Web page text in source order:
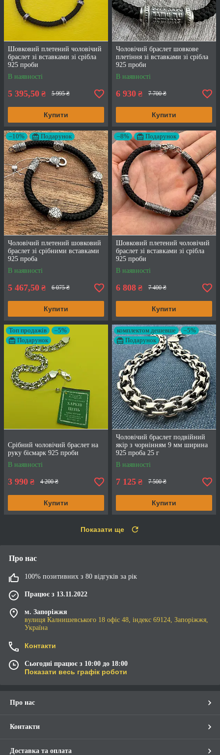
Шовковий плетений чоловічий
браслет зі вставками зі срібла
925 проби
В наявності
5 395,50 ₴ 5 995 ₴
Купити
Чоловічий браслет шовкове
плетіння зі вставками зі срібла
925 проби
В наявності
6 930 ₴ 7 700 ₴
Купити
–10% Подарунок
Чоловічий плетений шовковий
браслет зі срібними вставками
925 проба
В наявності
5 467,50 ₴ 6 075 ₴
Купити
–8% Подарунок
Шовковий плетений чоловічий
браслет зі вставками зі срібла
925 проби
В наявності
6 808 ₴ 7 400 ₴
Купити
Топ продажів
–5%
Подарунок
Срібний чоловічий браслет на
руку бісмарк 925 проби
В наявності
3 990 ₴ 4 200 ₴
Купити
комплектом дешевше
–5%
Подарунок
Чоловічий браслет подвійний
якір з чорнінням 9 мм ширина
925 проба 25 г
В наявності
7 125 ₴ 7 500 ₴
Купити
Показати ще
Про нас
100% позитивних з 80 відгуків за рік
Працює з 13.11.2022
м. Запоріжжя
вулиця Калнишевського 18 офіс 48, індекс 69124, Запоріжжя,
Україна
Контакти
Сьогодні працює з 10:00 до 18:00
Показати весь графік роботи
Про нас
Контакти
Доставка та оплата